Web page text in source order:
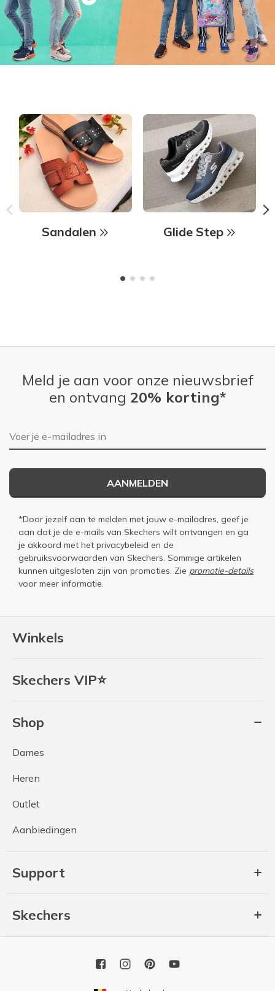
Sandalen Glide Step
Winkels
Skechers VIP⭐
Shop
Dames
Heren
Outlet
Aanbiedingen
Support
Skechers
Meld je aan voor onze nieuwsbrief
en ontvang 20% korting*
E-mailadres
AANMELDEN
*Door jezelf aan te melden met jouw e-mailadres, geef je
aan dat je de e-mails van Skechers wilt ontvangen en ga
je akkoord met het privacybeleid en de
gebruiksvoorwaarden van Skechers. Sommige artikelen
kunnen uitgesloten zijn van promoties. Zie promotie-details
voor meer informatie.